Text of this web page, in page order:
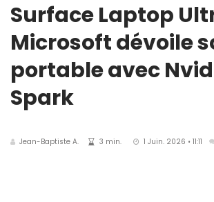
Surface Laptop
Microsoft dévoile
portable avec
Spark
Jean-Baptiste A. 3 min. 1 Juin. 2026 • 11:11